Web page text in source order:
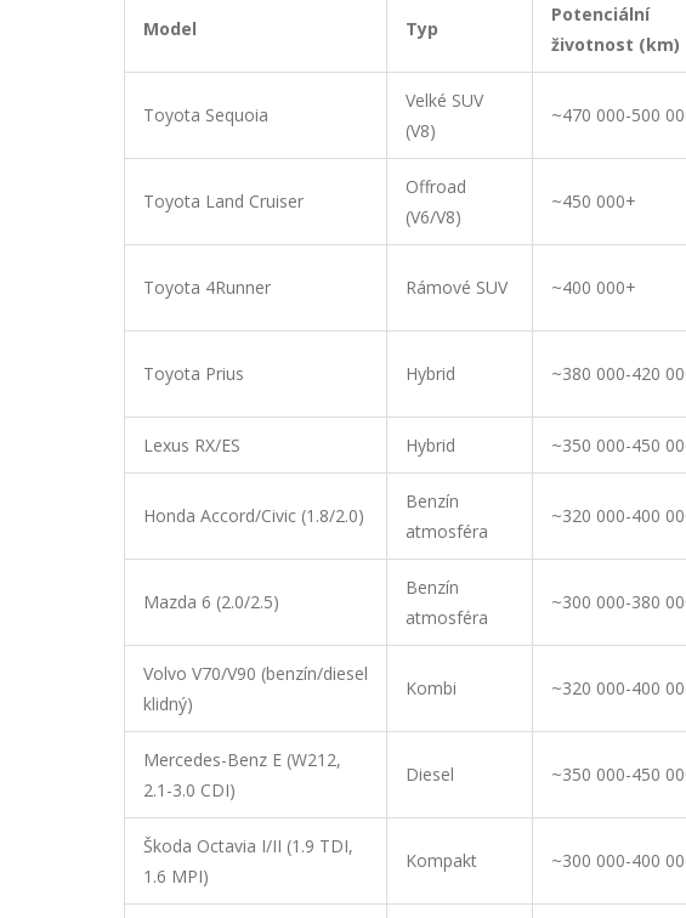
Model Typ
Potenciální
životnost (km)
Toyota Sequoia
Velké SUV
(V8)
~470 000-500
Toyota Land Cruiser
Offroad
(V6/V8)
~450 000+
Toyota 4Runner Rámové SUV ~400 000+
Toyota Prius Hybrid ~380 000-420
Lexus RX/ES Hybrid ~350 000-450
Honda Accord/Civic (1.8/2.0)
Benzín
atmosféra
~320 000-400
Mazda 6 (2.0/2.5)
Benzín
atmosféra
~300 000-380
Volvo V70/V90 (benzín/diesel
klidný)
Kombi ~320 000-400
Mercedes-Benz E (W212,
2.1-3.0 CDI)
Diesel ~350 000-450
Škoda Octavia I/II (1.9 TDI,
1.6 MPI)
Kompakt ~300 000-400